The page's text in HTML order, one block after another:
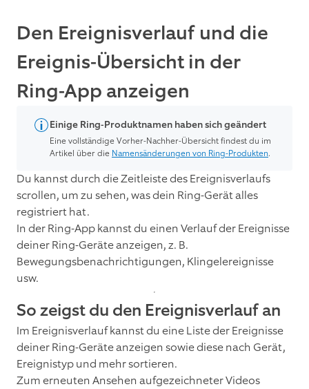
Den Ereignisverlauf und die
Ereignis-Übersicht in der
Ring-App anzeigen
Einige Ring-Produktnamen haben sich geändert
Eine vollständige Vorher-Nachher-Übersicht findest du im
Artikel über die Namensänderungen von Ring-Produkten.
Du kannst durch die Zeitleiste des Ereignisverlaufs
scrollen, um zu sehen, was dein Ring-Gerät alles
registriert hat.
In der Ring-App kannst du einen Verlauf der Ereignisse
deiner Ring-Geräte anzeigen, z. B.
Bewegungsbenachrichtigungen, Klingelereignisse
usw.
So zeigst du den Ereignisverlauf an
Im Ereignisverlauf kannst du eine Liste der Ereignisse
deiner Ring-Geräte anzeigen sowie diese nach Gerät,
Ereignistyp und mehr sortieren.
Zum erneuten Ansehen aufgezeichneter Videos